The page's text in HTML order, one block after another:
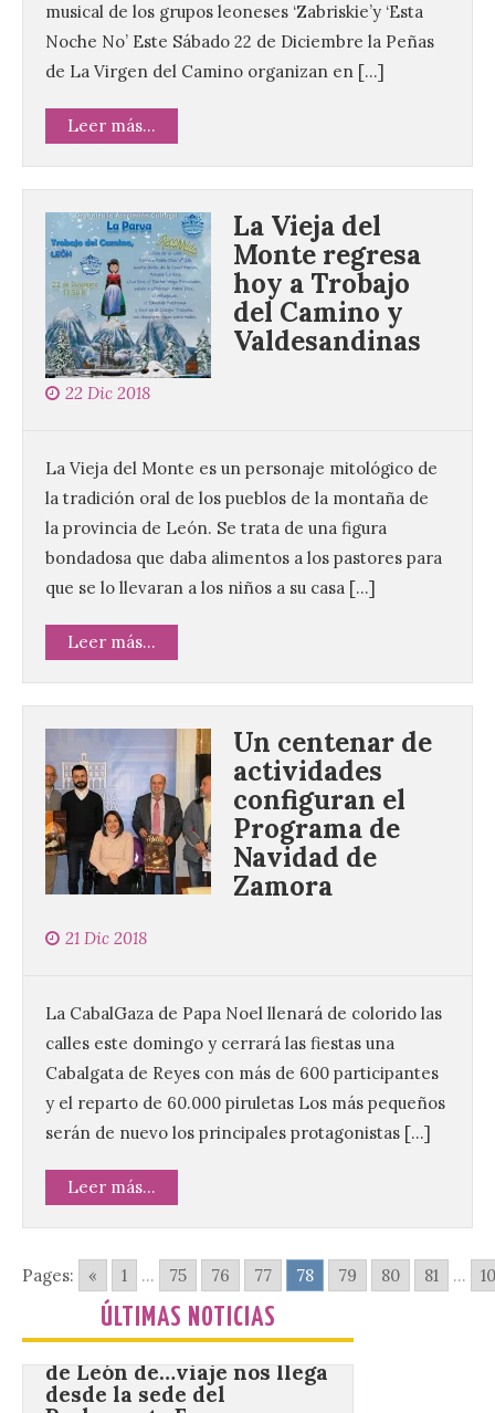
musical de los grupos leoneses ‘Zabriskie’y ‘Esta
Noche No’ Este Sábado 22 de Diciembre la Peñas
de La Virgen del Camino organizan en […]
Leer más...
La Vieja del
Monte regresa
hoy a Trobajo
del Camino y
Valdesandinas
22 Dic 2018
La Vieja del Monte es un personaje mitológico de
la tradición oral de los pueblos de la montaña de
la provincia de León. Se trata de una figura
bondadosa que daba alimentos a los pastores para
que se lo llevaran a los niños a su casa […]
Leer más...
Un centenar de
actividades
configuran el
Programa de
Navidad de
Zamora
21 Dic 2018
La CabalGaza de Papa Noel llenará de colorido las
calles este domingo y cerrará las fiestas una
Cabalgata de Reyes con más de 600 participantes
y el reparto de 60.000 piruletas Los más pequeños
serán de nuevo los principales protagonistas […]
Leer más...
Pages: « 1 ... 75 76 77 78 79 80 81 ...
ÚLTIMAS NOTICIAS
Vuelve la tradicional Feria
de Dulces del Convento a
Gradefes
Tendrá lugar el 9 de
agosto en los aledaños del
monasterio cisterciense
de Santa María la Real de
Gradefes. Una cita
imprescindible para disfrutar de los
mejores dulces conventuales, tradición,
Ayuntamiento de Gradefes, intentando
La decimoctava fotografía
de León de…viaje nos llega
desde la sede del
Estrasburgo.